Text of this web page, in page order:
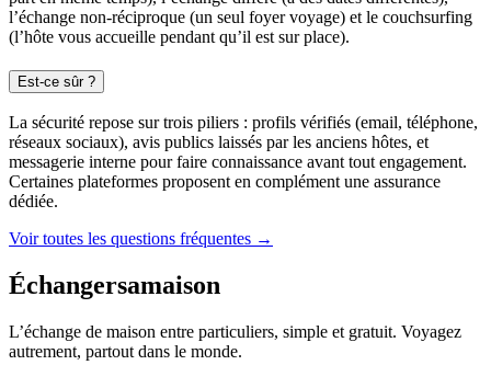
l’échange non-réciproque (un seul foyer voyage) et le couchsurfing
(l’hôte vous accueille pendant qu’il est sur place).
Est-ce sûr ?
La sécurité repose sur trois piliers : profils vérifiés (email, téléphone,
réseaux sociaux), avis publics laissés par les anciens hôtes, et
messagerie interne pour faire connaissance avant tout engagement.
Certaines plateformes proposent en complément une assurance
dédiée.
Voir toutes les questions fréquentes →
Échangersamaison
L’échange de maison entre particuliers, simple et gratuit. Voyagez
autrement, partout dans le monde.